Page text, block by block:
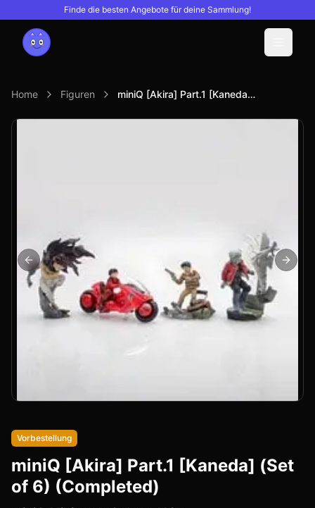
Finde die besten Angebote für deine Sammlung!
Home Figuren miniQ [Akira] Part.1 [Kaneda] (Set of 6) (Completed)
Previous slide Next
Vorbestellung
miniQ [Akira] Part.1 [Kaneda] (Set
of 6) (Completed)